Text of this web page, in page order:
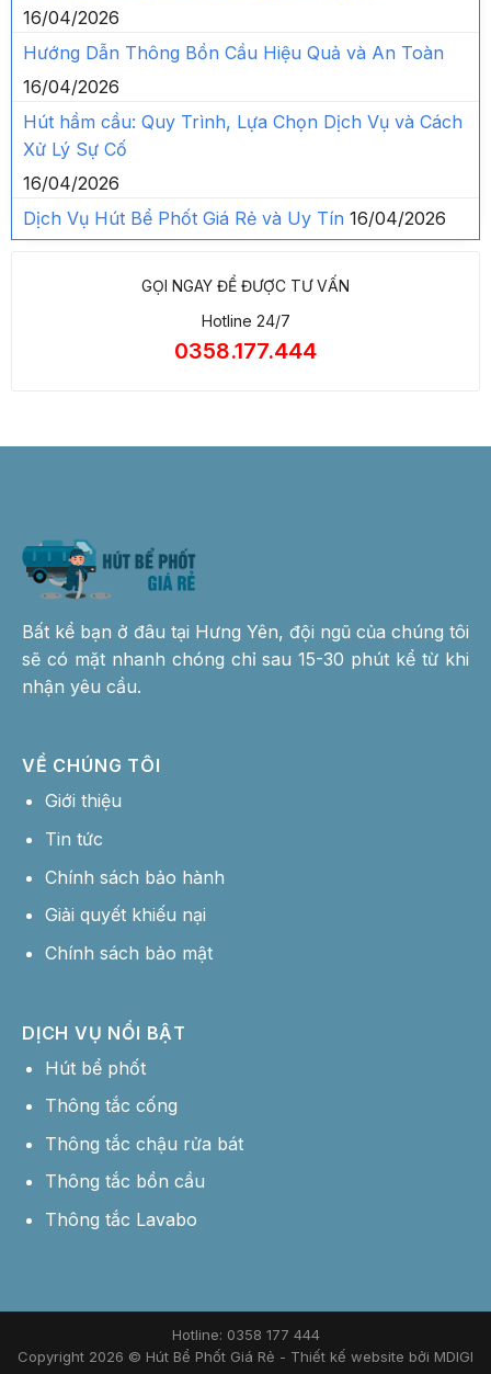
16/04/2026
Hướng Dẫn Thông Bồn Cầu Hiệu Quả và An Toàn
16/04/2026
Hút hầm cầu: Quy Trình, Lựa Chọn Dịch Vụ và Cách
Xử Lý Sự Cố
16/04/2026
Dịch Vụ Hút Bể Phốt Giá Rẻ và Uy Tín 16/04/2026
GỌI NGAY ĐỂ ĐƯỢC TƯ VẤN
Hotline 24/7
0358.177.444
Bất kể bạn ở đâu tại Hưng Yên, đội ngũ của chúng tôi
sẽ có mặt nhanh chóng chỉ sau 15-30 phút kể từ khi
nhận yêu cầu.
VỀ CHÚNG TÔI
Giới thiệu
Tin tức
Chính sách bảo hành
Giải quyết khiếu nại
Chính sách bảo mật
DỊCH VỤ NỔI BẬT
Hút bể phốt
Thông tắc cống
Thông tắc chậu rửa bát
Thông tắc bồn cầu
Thông tắc Lavabo
Hotline: 0358 177 444
Copyright 2026 © Hút Bể Phốt Giá Rẻ - Thiết kế website bởi MDIGI